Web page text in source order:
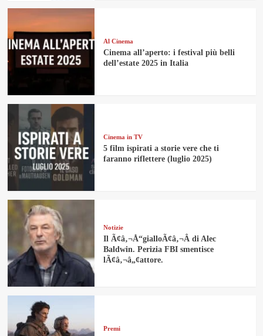
Al Cinema
Cinema all’aperto: i festival più belli
dell’estate 2025 in Italia
Cinema in TV
5 film ispirati a storie vere che ti
faranno riflettere (luglio 2025)
Notizie
Il Ã¢â‚¬Å“gialloÃ¢â‚¬Â di Alec
Baldwin. Perizia FBI smentisce
lÃ¢â‚¬â„¢attore.
Premi